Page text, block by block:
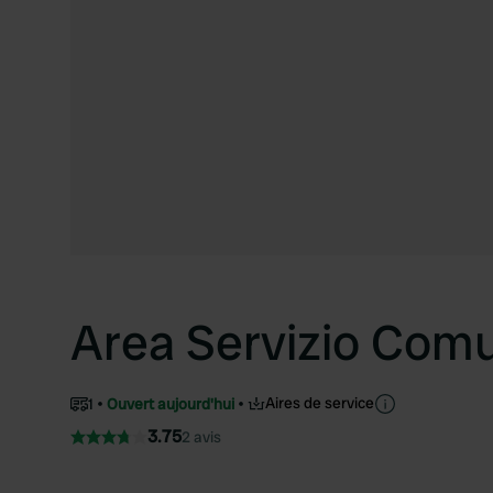
Area Servizio
1 Ouvert aujourd'hui Aires de service
3.752 avis